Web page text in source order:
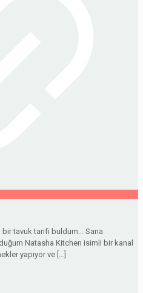
bir tavuk tarifi buldum… Sana
Natasha Kitchen isimli bir kanal
yapıyor ve […]